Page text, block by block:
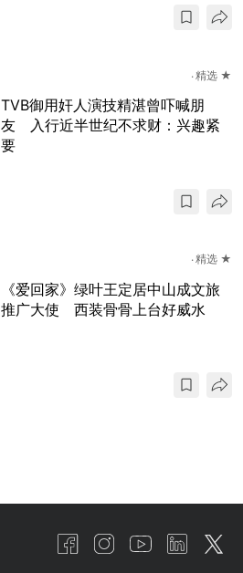
精选 ★
TVB御用奸人演技精湛曾吓喊朋
友 入行近半世纪不求财：兴趣紧
要
精选 ★
《爱回家》绿叶王定居中山成文旅
推广大使 西装骨骨上台好威水